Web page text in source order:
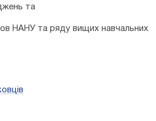
та
НАНУ та ряду вищих навчальних